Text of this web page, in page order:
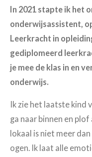
In 2021 stapte ik het
onderwijsassistent,
Leerkracht in
gediplomeerd
je mee de klas in en
onderwijs.
Ik zie het laatste kind
ga naar binnen en
lokaal is niet meer
ogen. Ik laat alle